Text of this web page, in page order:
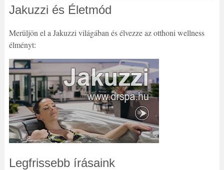
Jakuzzi és Életmód
Merüljön el a Jakuzzi világában és élvezze az otthoni wellness
élményt:
Legfrissebb írásaink